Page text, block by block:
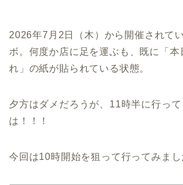
2026年7月2日（木）から開催されて
ボ。何度か店に足を運ぶも、既に「本
れ」の紙が貼られている状態。
夕方はダメだろうが、11時半に行って
は！！！
今回は10時開始を狙って行ってみまし